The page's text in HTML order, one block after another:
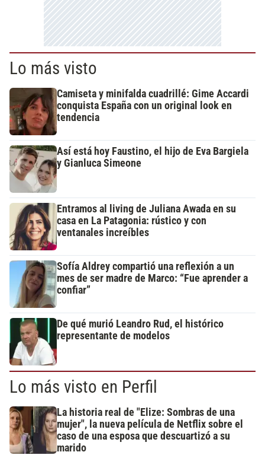
Lo más visto
Camiseta y minifalda cuadrillé: Gime Accardi
conquista España con un original look en
tendencia
Así está hoy Faustino, el hijo de Eva Bargiela
y Gianluca Simeone
Entramos al living de Juliana Awada en su
casa en La Patagonia: rústico y con
ventanales increíbles
Sofía Aldrey compartió una reflexión a un
mes de ser madre de Marco: “Fue aprender a
confiar”
De qué murió Leandro Rud, el histórico
representante de modelos
Lo más visto en Perfil
La historia real de "Elize: Sombras de una
mujer", la nueva película de Netflix sobre el
caso de una esposa que descuartizó a su
marido